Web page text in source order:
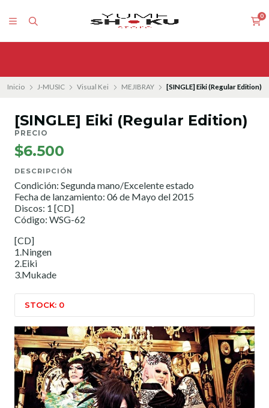
0
Inicio J-MUSIC Visual Kei MEJIBRAY [SINGLE] Eiki (Regular Edition)
[SINGLE] Eiki (Regular Edition)
PRECIO
$6.500
DESCRIPCIÓN
Condición: Segunda mano/Excelente estado
Fecha de lanzamiento: 06 de Mayo del 2015
Discos: 1 [CD]
Código: WSG-62
[CD]
1.Ningen
2.Eiki
3.Mukade
STOCK: 0